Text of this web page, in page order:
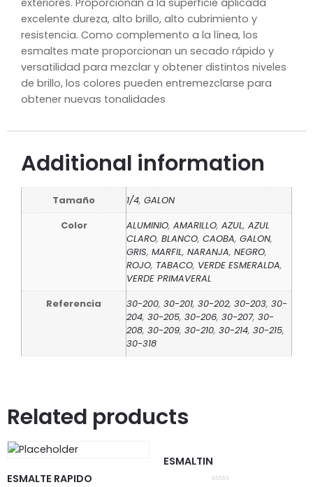
excelente dureza, alto brillo, alto cubrimiento y
resistencia. Como complemento a la línea, los
esmaltes mate proporcionan un secado rápido y
versatilidad para mezclar y obtener distintos niveles
de brillo, los colores pueden entremezclarse para
obtener nuevas tonalidades
Additional information
Tamaño 1/4, GALON
Color
ALUMINIO, AMARILLO, AZUL, AZUL
CLARO, BLANCO, CAOBA, GALON,
GRIS, MARFIL, NARANJA, NEGRO,
ROJO, TABACO, VERDE ESMERALDA,
VERDE PRIMAVERAL
Referencia
30-200, 30-201, 30-202, 30-203, 30-
204, 30-205, 30-206, 30-207, 30-
208, 30-209, 30-210, 30-214, 30-215,
30-318
Related products
ESMALTE RAPIDO
ESMALTIN